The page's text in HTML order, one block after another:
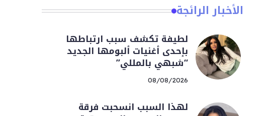
الأخبار الرائجة
لطيفة تكشف سبب ارتباطها
بإحدى أغنيات ألبومها الجديد
“شبهي بالمللي”
08/08/2026
لهذا السبب انسحبت فرقة